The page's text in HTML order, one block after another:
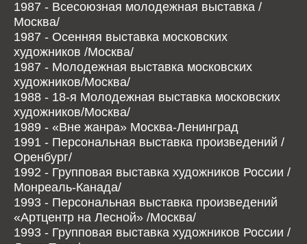
1987 - Всесоюзная молодежная выставка /
Москва/
1987 - Осенняя выставка московских
художников /Москва/
1987 - Молодежная выставка московских
художников/Москва/
1988 - 18-я Молодежная выставка московских
художников/Москва/
1989 - «Вне жанра» Москва-Ленинград
1991 - Персональная выставка произведений /
Оренбург/
1992 - Групповая выставка художников России /
Монреаль-Канада/
1993 - Персональная выставка произведений
«Артцентр на Лесной» /Москва/
1993 - Групповая выставка художников России /